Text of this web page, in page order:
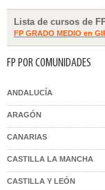
Lista de cursos de
FP GRADO MEDIO en
FP POR COMUNIDADES
ANDALUCÍA
ARAGÓN
CANARIAS
CASTILLA LA MANCHA
CASTILLA Y LEÓN